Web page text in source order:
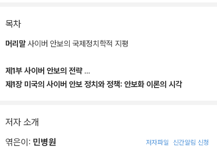
버 안보의 응용주제들을 제시한 연구서이다.
목차
머리말 사이버 안보의 국제정치학적 지평
제1부 사이버 안보의 전략
제1장 미국의 사이버 안보 정치와 정책: 안보화 이론의 시각
저자 소개
엮은이: 민병원 저자파일 신간알림 신청